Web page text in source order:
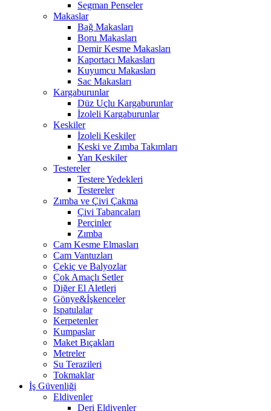
Segman Penseler
Makaslar
Bağ Makasları
Boru Makasları
Demir Kesme Makasları
Kaportacı Makasları
Kuyumcu Makasları
Sac Makasları
Kargaburunlar
Düz Uçlu Kargaburunlar
İzoleli Kargaburunlar
Keskiler
İzoleli Keskiler
Keski ve Zımba Takımları
Yan Keskiler
Testereler
Testere Yedekleri
Testereler
Zımba ve Çivi Çakma
Çivi Tabancaları
Perçinler
Zımba
Cam Kesme Elmasları
Cam Vantuzları
Çekiç ve Balyozlar
Çok Amaçlı Setler
Diğer El Aletleri
Gönye&İşkenceler
Ispatulalar
Kerpetenler
Kumpaslar
Maket Bıçakları
Metreler
Su Terazileri
Tokmaklar
İş Güvenliği
Eldivenler
Deri Eldivenler